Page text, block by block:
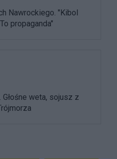
Nawrockiego. "Kibol
propaganda"
weta, sojusz z